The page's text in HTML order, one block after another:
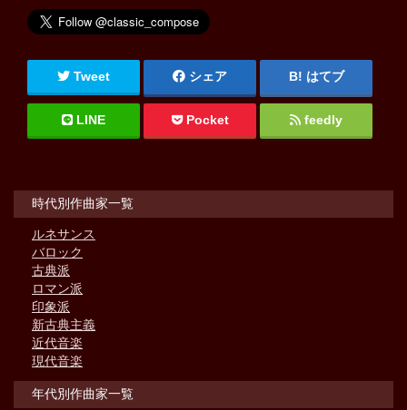
Tweet シェア はてブ
LINE Pocket feedly
時代別作曲家一覧
ルネサンス
バロック
古典派
ロマン派
印象派
新古典主義
近代音楽
現代音楽
年代別作曲家一覧